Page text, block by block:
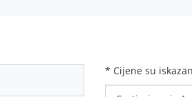
* Cijene su